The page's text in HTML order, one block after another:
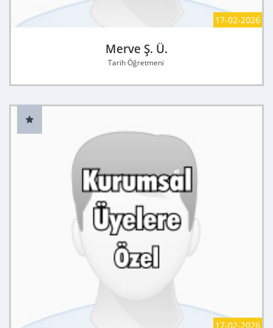
17-02-2026
Merve Ş. Ü.
Tarih Öğretmeni
17-02-2026